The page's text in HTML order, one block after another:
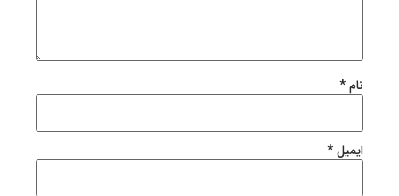
نام*
ایمیل*